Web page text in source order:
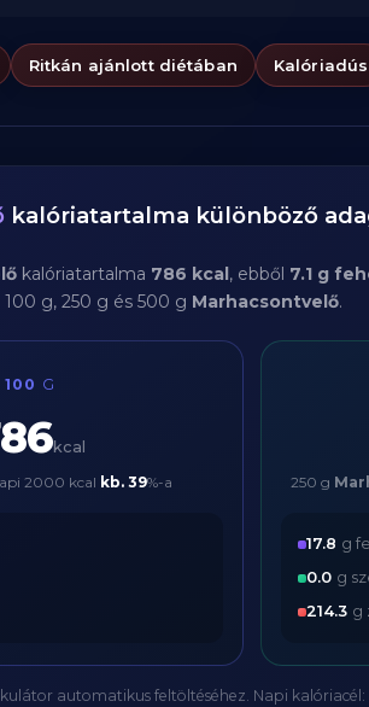
Ritkán ajánlott diétában Kalóriadús
kalóriatartalma különböző
kalóriatartalma 786 kcal, ebből 7.1 g
g, 250 g és 500 g Marhacsontvelő.
100 G
kcal
2000 kcal kb. 39%-a
250 g
17.8 g
0.0 g
214.3 g
automatikus feltöltéséhez. Napi kalóriacél: